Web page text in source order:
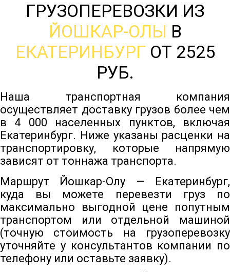
ГРУЗОПЕРЕВОЗКИ ИЗ
ЙОШКАР-ОЛЫ В
ЕКАТЕРИНБУРГ ОТ 2525
РУБ.
Наша транспортная компания
осуществляет доставку грузов более чем
в 4 000 населенных пунктов, включая
Екатеринбург. Ниже указаны расценки на
транспортировку, которые напрямую
зависят от тоннажа транспорта.
Маршрут Йошкар-Олу — Екатеринбург,
куда вы можете перевезти груз по
максимально выгодной цене попутным
транспортом или отдельной машиной
(точную стоимость на грузоперевозку
уточняйте у консультантов компании по
телефону или оставьте заявку).